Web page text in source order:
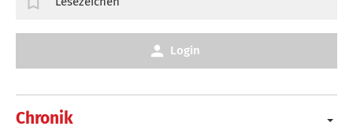
Chronik
Login